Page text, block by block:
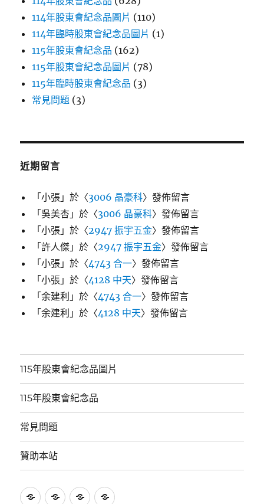
114年股東會紀念品圖片 (110)
114年臨時股東會紀念品圖片 (1)
115年股東會紀念品 (162)
115年股東會紀念品圖片 (78)
115年臨時股東會紀念品 (3)
常見問題 (3)
近期留言
「小張 」於〈3006 晶豪科〉發佈留言
「吳美杏 」於〈3006 晶豪科〉發佈留言
「小張 」於〈2947 振宇五金〉發佈留言
「許人傑 」於〈2947 振宇五金〉發佈留言
「小張 」於〈4743 合一〉發佈留言
「小張 」於〈4128 中天〉發佈留言
「余建利 」於〈4743 合一〉發佈留言
「余建利 」於〈4128 中天〉發佈留言
115年股東會紀念品圖片
115年股東會紀念品
常見問題
贊助本站
115 115 常 贊